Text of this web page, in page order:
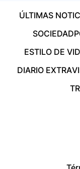
ÚLTIMAS
SOCIEDAD
ESTILO DE
DIARIO EXTRA